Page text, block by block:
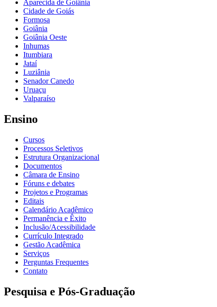
Aparecida de Goiânia
Cidade de Goiás
Formosa
Goiânia
Goiânia Oeste
Inhumas
Itumbiara
Jataí
Luziânia
Senador Canedo
Uruaçu
Valparaíso
Ensino
Cursos
Processos Seletivos
Estrutura Organizacional
Documentos
Câmara de Ensino
Fóruns e debates
Projetos e Programas
Editais
Calendário Acadêmico
Permanência e Êxito
Inclusão/Acessibilidade
Currículo Integrado
Gestão Acadêmica
Serviços
Perguntas Frequentes
Contato
Pesquisa e Pós-Graduação